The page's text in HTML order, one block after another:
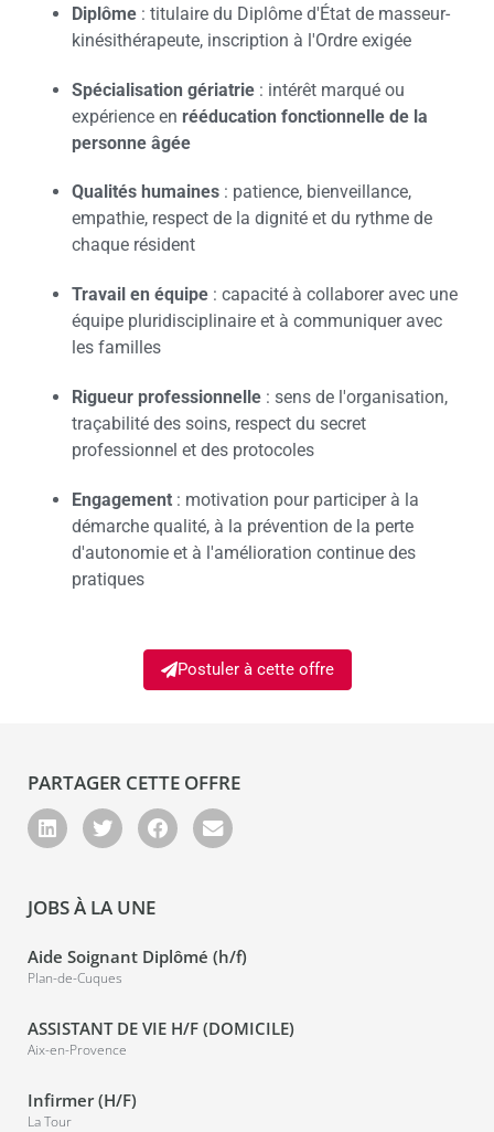
Diplôme : titulaire du Diplôme d'État de masseur-
kinésithérapeute, inscription à l'Ordre exigée
Spécialisation gériatrie : intérêt marqué ou
expérience en rééducation fonctionnelle de la
personne âgée
Qualités humaines : patience, bienveillance,
empathie, respect de la dignité et du rythme de
chaque résident
Travail en équipe : capacité à collaborer avec une
équipe pluridisciplinaire et à communiquer avec
les familles
Rigueur professionnelle : sens de l'organisation,
traçabilité des soins, respect du secret
professionnel et des protocoles
Engagement : motivation pour participer à la
démarche qualité, à la prévention de la perte
d'autonomie et à l'amélioration continue des
pratiques
Postuler à cette offre
PARTAGER CETTE OFFRE
JOBS À LA UNE
Aide Soignant Diplômé (h/f)
Plan-de-Cuques
ASSISTANT DE VIE H/F (DOMICILE)
Aix-en-Provence
Infirmer (H/F)
La Tour